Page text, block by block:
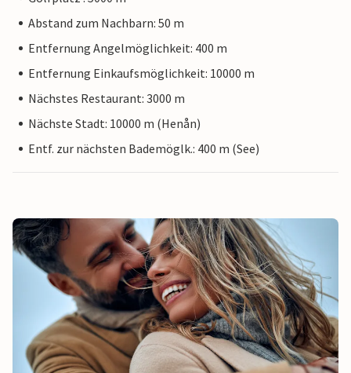
Abstand zum Nachbarn: 50 m
Entfernung Angelmöglichkeit: 400 m
Entfernung Einkaufsmöglichkeit: 10000 m
Nächstes Restaurant: 3000 m
Nächste Stadt: 10000 m (Henån)
Entf. zur nächsten Bademöglk.: 400 m (See)